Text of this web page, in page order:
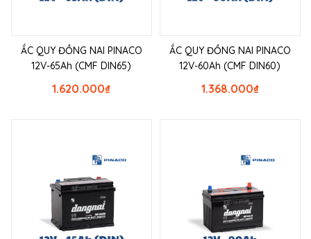
ẮC QUY ĐỒNG NAI PINACO
12V-65Ah (CMF DIN65)
₫
1.620.000
ẮC QUY ĐỒNG NAI PINACO
12V-60Ah (CMF DIN60)
₫
1.368.000